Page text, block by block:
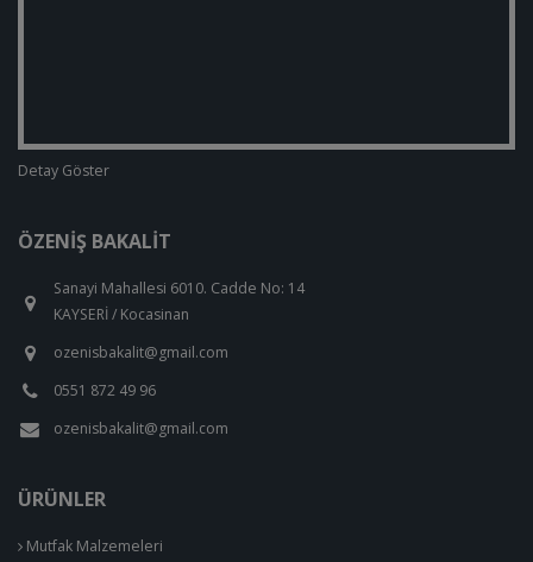
Detay Göster
ÖZENIŞ BAKALIT
Sanayi Mahallesi 6010. Cadde No: 14
KAYSERİ / Kocasinan
ozenisbakalit@gmail.com
0551 872 49 96
ozenisbakalit@gmail.com
ÜRÜNLER
Mutfak Malzemeleri